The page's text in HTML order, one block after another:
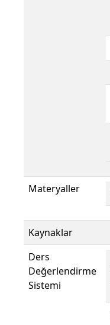
Materyaller
Kaynaklar
Ders
Değerlendirme
Sistemi